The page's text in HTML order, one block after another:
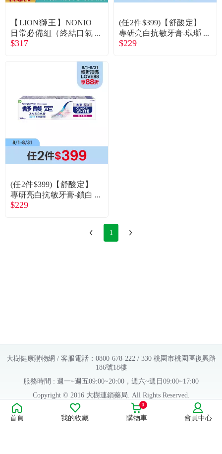
【LION獅王】NONIO
日常必備組（終結口氣
抗敏牙膏130gx2+NONI
$317
(任2件$399)【舒酸定】
專研亮白抗敏牙膏-琺瑯
質防護配方(100g)
$229
(任2件$399)【舒酸定】
專研亮白抗敏牙膏-鎖白
配方(100g)
$229
1
大樹健康購物網 / 客服電話：0800-678-222 / 330 桃園市桃園區復興路
186號18樓
服務時間 : 週一~週五09:00~20:00，週六~週日09:00~17:00
Copyright © 2016 大樹連鎖藥局. All Rights Reserved.
販售業者資料：
許可執照字號：桃字市藥販字第623202B480 號
首頁 我的收藏 購物車
0
會員中心